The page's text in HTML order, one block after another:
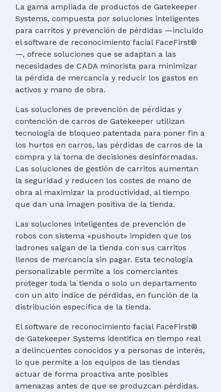
La gama ampliada de productos de Gatekeeper
Systems, compuesta por soluciones inteligentes
para carritos y prevención de pérdidas —incluido
el software de reconocimiento facial FaceFirst®
—, ofrece soluciones que se adaptan a las
necesidades de CADA minorista para minimizar
la pérdida de mercancía y reducir los gastos en
activos y mano de obra.
Las soluciones de prevención de pérdidas y
contención de carros de Gatekeeper utilizan
tecnología de bloqueo patentada para poner fin a
los hurtos en carros, las pérdidas de carros de la
compra y la toma de decisiones desinformadas.
Las soluciones de gestión de carritos aumentan
la seguridad y reducen los costes de mano de
obra al maximizar la productividad, al tiempo
que dan una imagen positiva de la tienda.
Las soluciones inteligentes de prevención de
robos con sistema «pushout» impiden que los
ladrones salgan de la tienda con sus carritos
llenos de mercancía sin pagar. Esta tecnología
personalizable permite a los comerciantes
proteger toda la tienda o solo un departamento
con un alto índice de pérdidas, en función de la
distribución específica de la tienda.
El software de reconocimiento facial FaceFirst®
de Gatekeeper Systems identifica en tiempo real
a delincuentes conocidos y a personas de interés,
lo que permite a los equipos de las tiendas
actuar de forma proactiva ante posibles
amenazas antes de que se produzcan pérdidas.